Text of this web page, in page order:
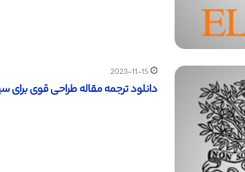
2023-11-15
دانلود ترجمه مقاله طراحی قوی برای